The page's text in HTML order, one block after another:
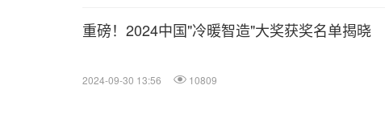
重磅！2024中国"冷暖智造"大奖获奖名单揭晓
2024-09-30 13:56 10809